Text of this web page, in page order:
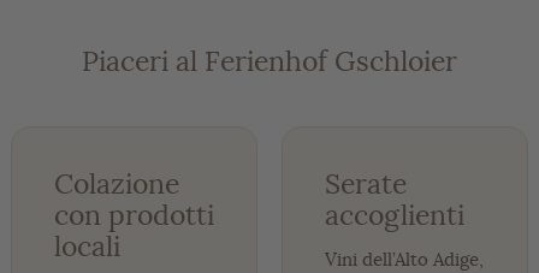
Piaceri al Ferienhof Gschloier
Colazione
con prodotti
locali
Serate
accoglienti
Vini dell’Alto Adige,